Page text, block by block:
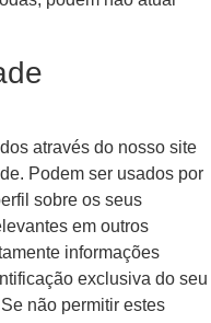
através do nosso site
Podem ser usados por
sobre os seus
em outros
informações
exclusiva do seu
não permitir estes